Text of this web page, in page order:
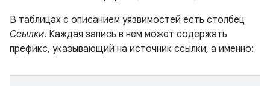
В таблицах с описанием уязвимостей есть столбец
Ссылки. Каждая запись в нем может содержать
префикс, указывающий на источник ссылки, а именно: